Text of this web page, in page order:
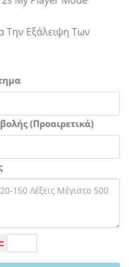
Την Εξάλειψη Των
(Προαιρετικά)